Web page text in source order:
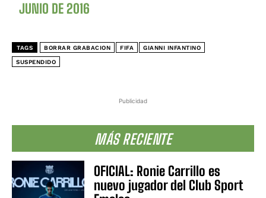
Publicidad
MÁS RECIENTE
OFICIAL: Ronie Carrillo es
nuevo jugador del Club Sport
JUNIO DE 2016
TAGS BORRAR GRABACION FIFA GIANNI INFANTINO
SUSPENDIDO